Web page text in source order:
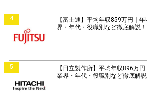
4
【富士通】平均年収859万円｜
界・年代・役職別など徹底解説！
5
【日立製作所】平均年収896万円
業界・年代・役職別など徹底解説